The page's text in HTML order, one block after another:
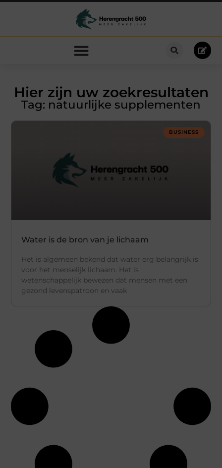
Hier zijn uw zoekresultaten
Tag: natuurlijke supplementen
BUSINESS
Water is de bron van je lichaam
Het is algemeen bekend dat water erg belangrijk is
voor het menselijk lichaam. Het is
wetenschappelijk bewezen dat mensen met een
gezond levenspatroon en vaak